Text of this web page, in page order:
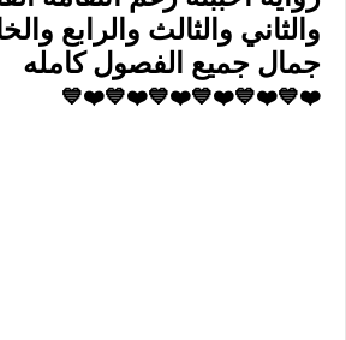
والثاني والثالث والرابع
جمال جميع الفصول كامله
❤️💙❤️💙❤️💙❤️💙❤️💙❤️💙